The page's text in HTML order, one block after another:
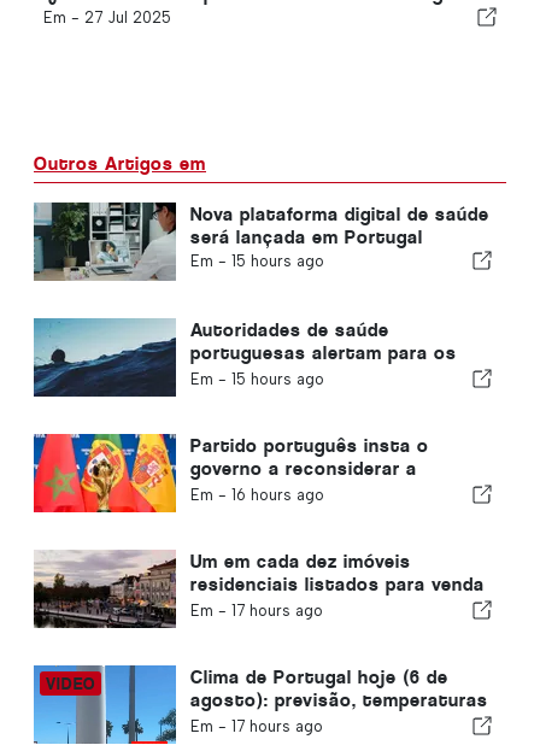
Em - 27 Jul 2025
Outros Artigos em
Nova plataforma digital de saúde
será lançada em Portugal
Em - 15 hours ago
Autoridades de saúde
portuguesas alertam para os
perigos do afogamento
Em - 15 hours ago
Partido português insta o
governo a reconsiderar a
realização da Copa do Mundo de
Em - 16 hours ago
Um em cada dez imóveis
residenciais listados para venda
em Portugal é vendido em
Em - 17 hours ago
Clima de Portugal hoje (6 de
agosto): previsão, temperaturas
e o que esperar
Em - 17 hours ago